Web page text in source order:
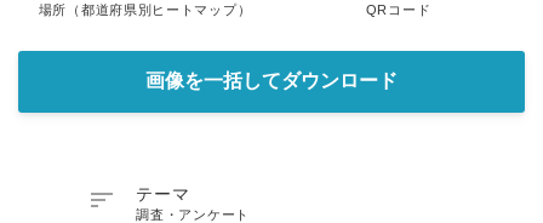
場所（都道府県別ヒートマップ）
QRコード
画像を一括してダウンロード
 テーマ
調査・アンケート